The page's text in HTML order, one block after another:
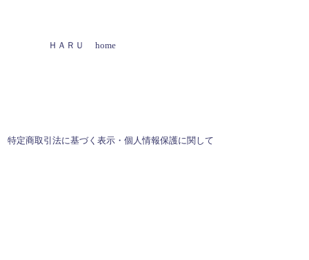
ＨＡＲＵ home
特定商取引法に基づく表示・個人情報保護に関して